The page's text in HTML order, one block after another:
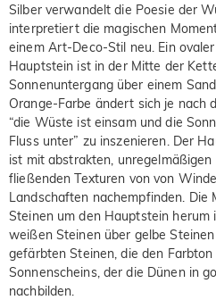
Silber verwandelt die Poesie der
interpretiert die magischen
einem Art-Deco-Stil neu. Ein
Hauptstein ist in der Mitte der
Sonnenuntergang über einem
Orange-Farbe ändert sich je nach
“die Wüste ist einsam und die
Fluss unter” zu inszenieren. Der
ist mit abstrakten,
fließenden Texturen von von
Landschaften nachempfinden. Die
Steinen um den Hauptstein
weißen Steinen über gelbe
gefärbten Steinen, die den
Sonnenscheins, der die Dünen in
nachbilden.